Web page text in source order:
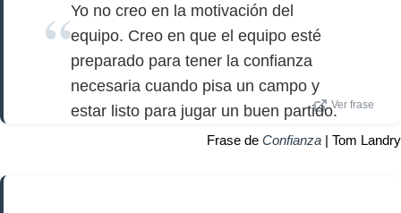
Yo no creo en la motivación del
equipo. Creo en que el equipo esté
preparado para tener la confianza
necesaria cuando pisa un campo y
estar listo para jugar un buen partido.Ver frase
Frase de Confianza | Tom Landry